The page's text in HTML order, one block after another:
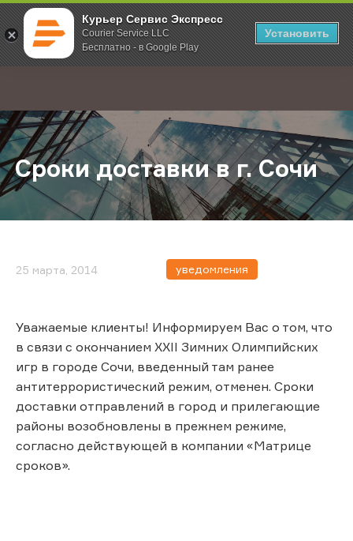
Курьер Сервис Экспресс
Courier Service LLC
Бесплатно - в Google Play
Установить
; Главная О компании Новости Сроки доставки в г. Сочи
Сроки доставки в г. Сочи
25 марта, 2014 уведомления
Уважаемые клиенты! Информируем Вас о том, что
в связи с окончанием XXII Зимних Олимпийских
игр в городе Сочи, введенный там ранее
антитеррористический режим, отменен. Сроки
доставки отправлений в город и прилегающие
районы возобновлены в прежнем режиме,
согласно действующей в компании «Матрице
сроков».